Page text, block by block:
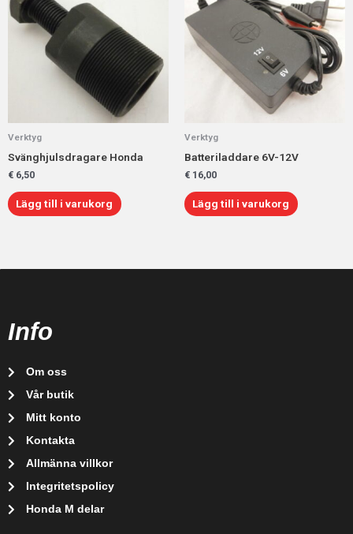
Verktyg
Svänghjulsdragare Honda
€ 6,50
Lägg till i varukorg
Verktyg
Batteriladdare 6V-12V
€ 16,00
Lägg till i varukorg
Info
Om oss
Vår butik
Mitt konto
Kontakta
Allmänna villkor
Integritetspolicy
Honda M delar